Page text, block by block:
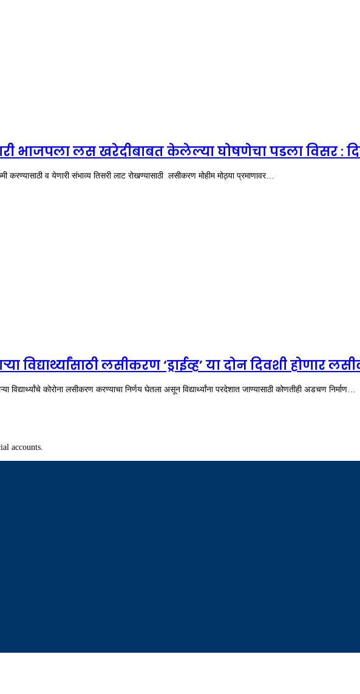
भाजपला लस खरेदीबाबत केलेल्या घोषणेचा पडला विसर :
करण्यासाठी व येणारी संभाव्य तिसरी लाट रोखण्यासाठी लसीकरण मोहीम मोठ्या प्रमाणावर…
विद्यार्थ्यांसाठी लसीकरण ‘ड्राईव्ह’ या दोन दिवशी होणार
विद्यार्थ्यांचे कोरोना लसीकरण करण्याचा निर्णय घेतला असून विद्यार्थ्यांना परदेशात जाण्यासाठी कोणतीही अडचण निर्माण…
accounts.